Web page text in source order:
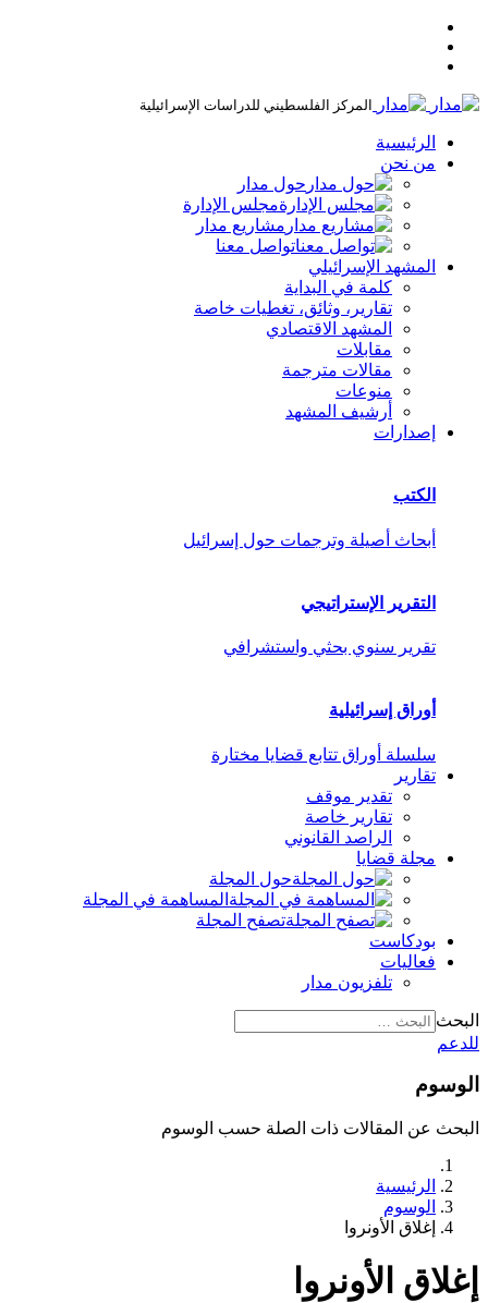
المركز الفلسطيني للدراسات الإسرائيلية
الرئيسية
من نحن
حول مدار
مجلس الإدارة
مشاريع مدار
تواصل معنا
المشهد الإسرائيلي
كلمة في البداية
تقارير، وثائق، تغطيات خاصة
المشهد الاقتصادي
مقابلات
مقالات مترجمة
منوعات
أرشيف المشهد
إصدارات
الكتب
أبحاث أصيلة وترجمات حول إسرائيل
التقرير الإستراتيجي
تقرير سنوي بحثي واستشرافي
أوراق إسرائيلية
سلسلة أوراق تتابع قضايا مختارة
تقارير
تقدير موقف
تقارير خاصة
الراصد القانوني
مجلة قضايا
حول المجلة
المساهمة في المجلة
تصفح المجلة
بودكاست
فعاليات
تلفزيون مدار
البحث
للدعم
الوسوم
البحث عن المقالات ذات الصلة حسب الوسوم
الرئيسية
الوسوم
إغلاق الأونروا
إغلاق الأونروا